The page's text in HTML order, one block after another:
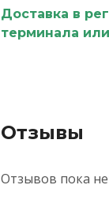
Доставка в
терминала
Отзывы
Отзывов пока